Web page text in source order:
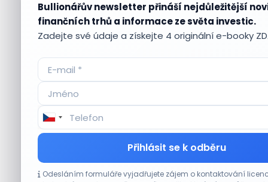
Bullionářův newsletter přináší nejdůležitější
finančních trhů a informace ze světa investic.
Zadejte své údaje a získejte 4 originální e-booky
Přihlásit se k odběru
Odesláním formuláře vyjadřujete zájem o kontaktování
Aktuálnípříležitosti
Akcie Sandisk po výsledcích klesají. Analytici